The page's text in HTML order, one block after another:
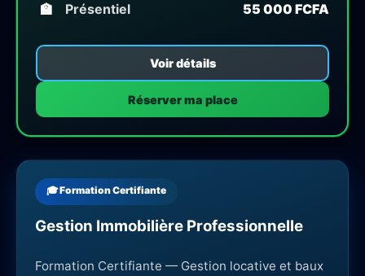
🏫 Présentiel 55 000 FCFA
Voir détails
Réserver ma place
🎓 Formation Certifiante
Gestion Immobilière Professionnelle
Formation Certifiante — Gestion locative et baux